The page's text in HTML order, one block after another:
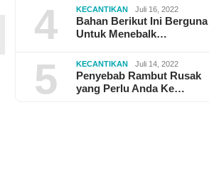
4 KECANTIKAN Juli 16, 2022
Bahan Berikut Ini Berguna
Untuk Menebalk…
5 KECANTIKAN Juli 14, 2022
Penyebab Rambut Rusak
yang Perlu Anda Ke…